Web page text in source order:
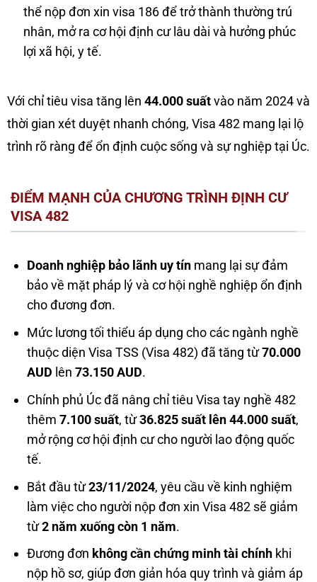
thể nộp đơn xin visa 186 để trở thành thường trú
nhân, mở ra cơ hội định cư lâu dài và hưởng phúc
lợi xã hội, y tế.
Với chỉ tiêu visa tăng lên 44.000 suấtvào năm 2024 và
thời gian xét duyệt nhanh chóng, Visa 482 mang lại lộ
trình rõ ràng để ổn định cuộc sống và sự nghiệp tại Úc.
ĐIỂM MẠNH CỦA CHƯƠNG TRÌNH ĐỊNH CƯ
VISA 482
Doanh nghiệp bảo lãnh uy tín mang lại sự đảm
bảo về mặt pháp lý và cơ hội nghề nghiệp ổn định
cho đương đơn.
Mức lương tối thiểu áp dụng cho các ngành nghề
thuộc diện Visa TSS (Visa 482) đã tăng từ70.000
AUD lên73.150 AUD.
Chính phủ Úc đã nâng chỉ tiêu Visa tay nghề 482
thêm7.100 suất, từ36.825 suất lên 44.000 suất,
mở rộng cơ hội định cư cho người lao động quốc
tế.
Bắt đầu từ23/11/2024, yêu cầu về kinh nghiệm
làm việc cho người nộp đơn xin Visa 482 sẽ giảm
từ2 năm xuống còn 1 năm.
Đương đơn không cần chứng minh tài chính khi
nộp hồ sơ, giúp đơn giản hóa quy trình và giảm áp